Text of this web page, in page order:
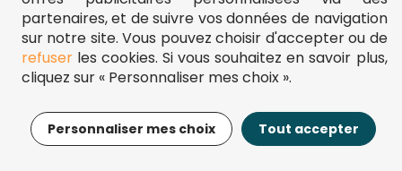
15,95€ Ajouter au panier
partenaires, et de suivre vos données de navigation
sur notre site. Vous pouvez choisir d'accepter ou de
refuserles cookies. Si vous souhaitez en savoir plus,
cliquez sur « Personnaliser mes choix ».
Personnaliser mes choix Tout accepter